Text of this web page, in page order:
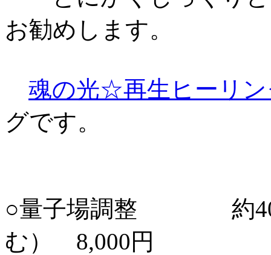
お勧めします。
魂の光☆再生ヒーリ
グです。
○量子場調整 約40
む） 8,000円